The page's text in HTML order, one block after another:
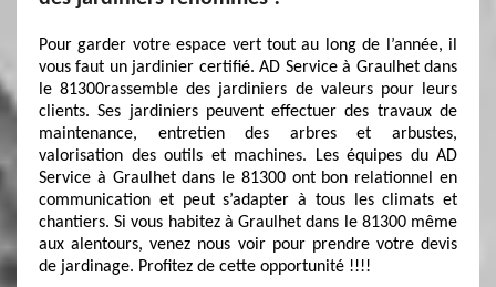
Pour garder votre espace vert tout au long de l’année, il
vous faut un jardinier certifié. AD Service à Graulhet dans
le 81300rassemble des jardiniers de valeurs pour leurs
clients. Ses jardiniers peuvent effectuer des travaux de
maintenance, entretien des arbres et arbustes,
valorisation des outils et machines. Les équipes du AD
Service à Graulhet dans le 81300 ont bon relationnel en
communication et peut s’adapter à tous les climats et
chantiers. Si vous habitez à Graulhet dans le 81300 même
aux alentours, venez nous voir pour prendre votre devis
de jardinage. Profitez de cette opportunité !!!!